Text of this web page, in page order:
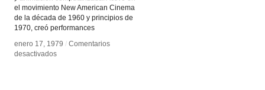
el movimiento New American Cinema
de la década de 1960 y principios de
1970, creó performances
enero 17, 1979 / Comentarios
desactivadosen
enero 17, 1979 / Comentarios
desactivadosen